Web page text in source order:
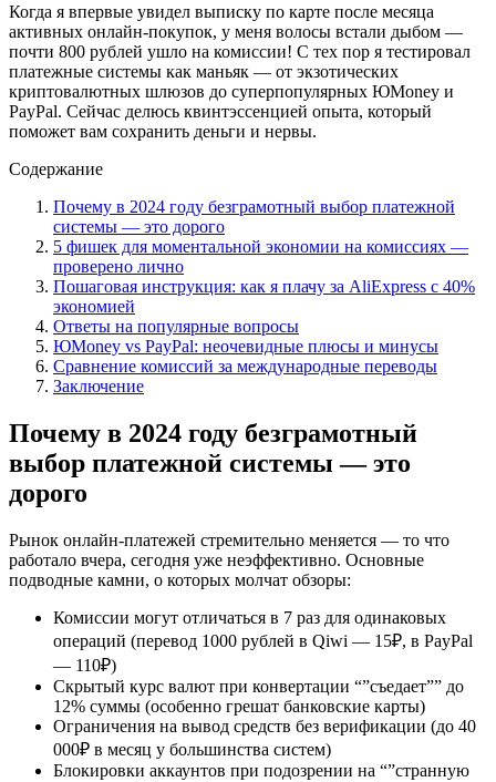
Когда я впервые увидел выписку по карте после месяца
активных онлайн-покупок, у меня волосы встали дыбом —
почти 800 рублей ушло на комиссии! С тех пор я тестировал
платежные системы как маньяк — от экзотических
криптовалютных шлюзов до суперпопулярных ЮMoney и
PayPal. Сейчас делюсь квинтэссенцией опыта, который
поможет вам сохранить деньги и нервы.
Содержание
Почему в 2024 году безграмотный выбор платежной
системы — это дорого
5 фишек для моментальной экономии на комиссиях —
проверено лично
Пошаговая инструкция: как я плачу за AliExpress с 40%
экономией
Ответы на популярные вопросы
ЮMoney vs PayPal: неочевидные плюсы и минусы
Сравнение комиссий за международные переводы
Заключение
Почему в 2024 году безграмотный
выбор платежной системы — это
дорого
Рынок онлайн-платежей стремительно меняется — то что
работало вчера, сегодня уже неэффективно. Основные
подводные камни, о которых молчат обзоры:
Комиссии могут отличаться в 7 раз для одинаковых
операций (перевод 1000 рублей в Qiwi — 15₽, в PayPal
— 110₽)
Скрытый курс валют при конвертации “”съедает”” до
12% суммы (особенно грешат банковские карты)
Ограничения на вывод средств без верификации (до 40
000₽ в месяц у большинства систем)
Блокировки аккаунтов при подозрении на “”странную